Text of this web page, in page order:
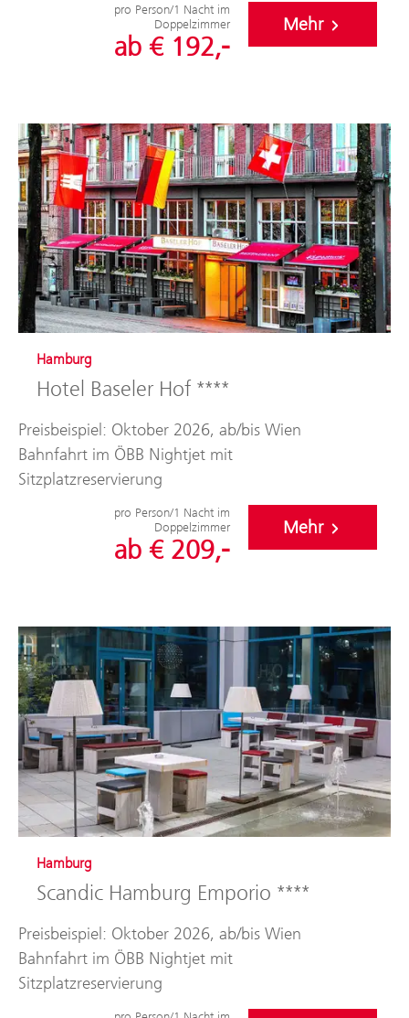
pro Person/1 Nacht im
Doppelzimmer
ab € 192,-
Mehr
Hamburg
Hotel Baseler Hof ****
Preisbeispiel: Oktober 2026, ab/bis Wien
Bahnfahrt im ÖBB Nightjet mit
Sitzplatzreservierung
pro Person/1 Nacht im
Doppelzimmer
ab € 209,-
Mehr
Hamburg
Scandic Hamburg Emporio ****
Preisbeispiel: Oktober 2026, ab/bis Wien
Bahnfahrt im ÖBB Nightjet mit
Sitzplatzreservierung